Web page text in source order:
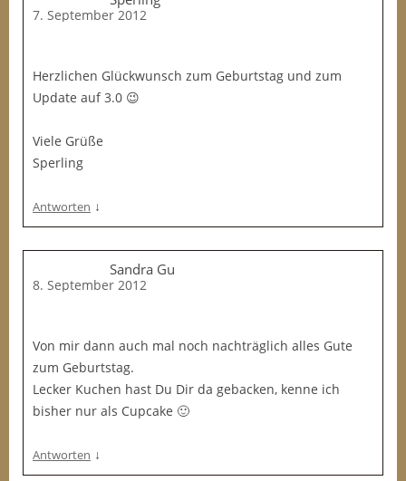
7. September 2012
Herzlichen Glückwunsch zum Geburtstag und zum
Update auf 3.0 😉
Viele Grüße
Sperling
Antworten ↓
Sandra Gu
8. September 2012
Von mir dann auch mal noch nachträglich alles Gute
zum Geburtstag.
Lecker Kuchen hast Du Dir da gebacken, kenne ich
bisher nur als Cupcake 🙂
Antworten ↓